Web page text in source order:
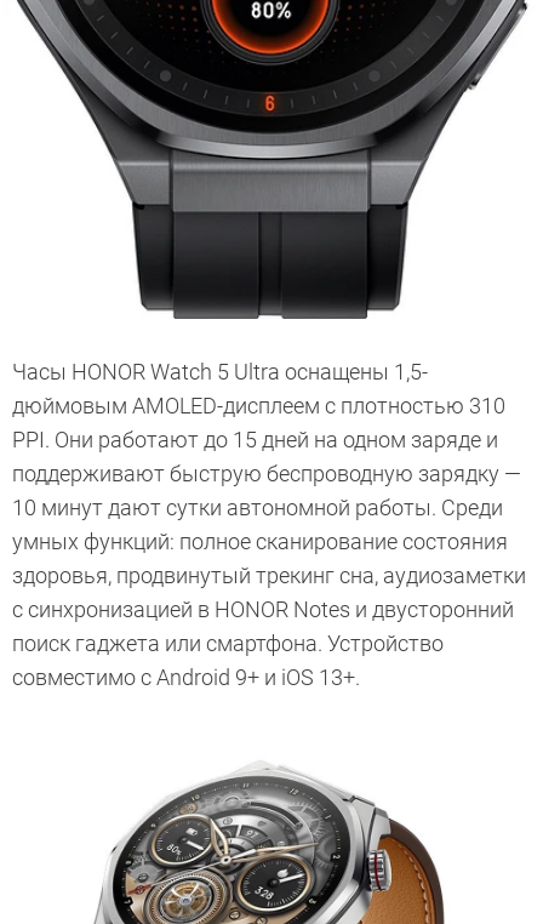
Часы HONOR Watch 5 Ultra оснащены 1,5-
дюймовым AMOLED-дисплеем с плотностью 310
PPI. Они работают до 15 дней на одном заряде и
поддерживают быструю беспроводную зарядку —
10 минут дают сутки автономной работы. Среди
умных функций: полное сканирование состояния
здоровья, продвинутый трекинг сна, аудиозаметки
с синхронизацией в HONOR Notes и двусторонний
поиск гаджета или смартфона. Устройство
совместимо с Android 9+ и iOS 13+.